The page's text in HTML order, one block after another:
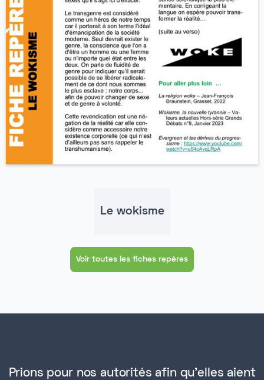
Le wokisme
Voir toutes les fiches repères
Prions pour nos autorités afin qu'elles aient